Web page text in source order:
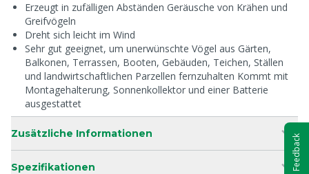
Erzeugt in zufälligen Abständen Geräusche von Krähen und
Greifvögeln
Dreht sich leicht im Wind
Sehr gut geeignet, um unerwünschte Vögel aus Gärten,
Balkonen, Terrassen, Booten, Gebäuden, Teichen, Ställen
und landwirtschaftlichen Parzellen fernzuhalten Kommt mit
Montagehalterung, Sonnenkollektor und einer Batterie
ausgestattet
Zusätzliche Informationen
Spezifikationen Feedback